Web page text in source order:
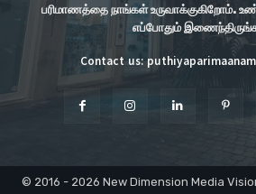
பரிமாணத்தை நாங்கள் உருவாக்குகிறோம்.
எப்போதும்
Contact us:
© 2016 - 2026 New Dimension Media